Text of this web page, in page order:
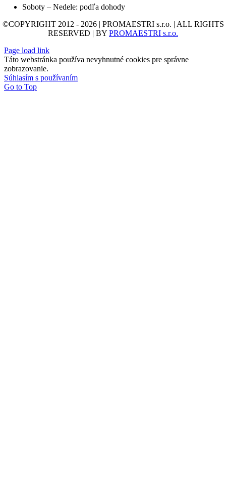
Soboty – Nedele: podľa dohody
©COPYRIGHT 2012 - 2026 | PROMAESTRI s.r.o. | ALL RIGHTS
RESERVED | BY PROMAESTRI s.r.o.
Page load link
Táto webstránka používa nevyhnutné cookies pre správne
zobrazovanie.
Súhlasím s používaním
Go to Top